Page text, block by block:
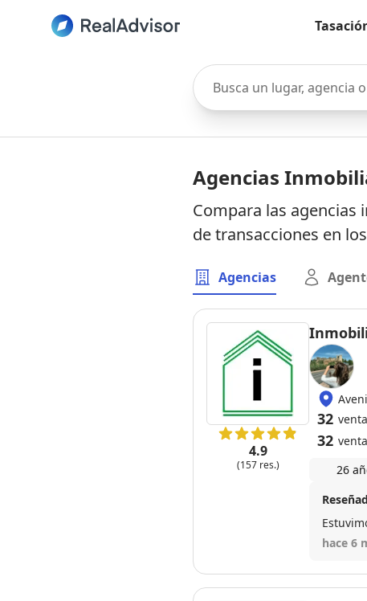
Busca un lugar, agencia o
Agencias
Compara las agencias
de transacciones en
Agencias
4.9
(157 res.)
32
32
26
hace 6